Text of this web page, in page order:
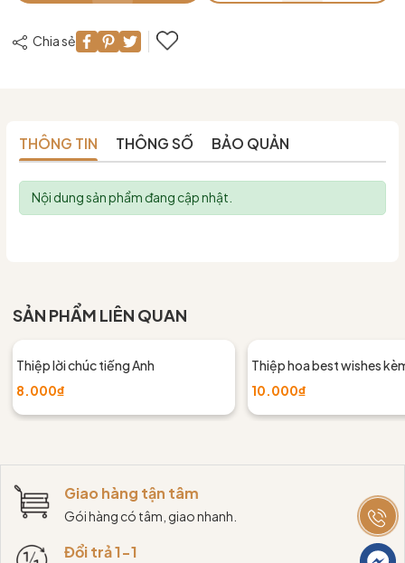
Chia sẻ
THÔNG TIN THÔNG SỐ BẢO QUẢN
Nội dung sản phẩm đang cập nhật.
SẢN PHẨM LIÊN QUAN
Thiệp lời chúc tiếng Anh
8.000₫
Thiệp hoa best wishes
10.000₫
Giao hàng tận tâm
Gói hàng có tâm, giao nhanh.
Đổi trả 1-1